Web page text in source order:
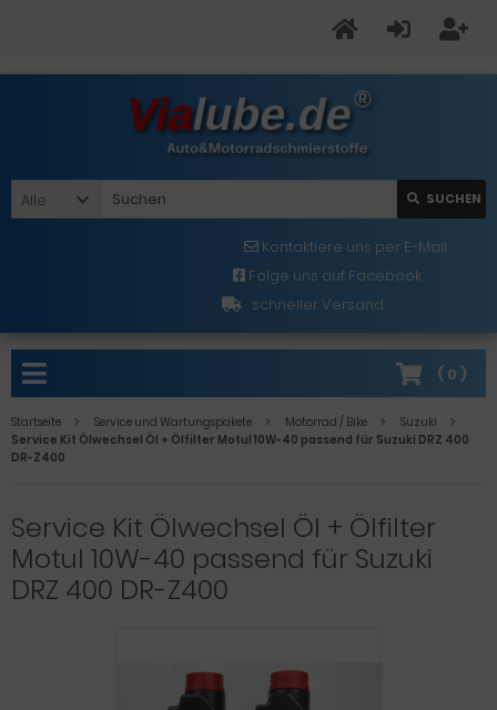
Alle SUCHEN
Kontaktiere uns per E-Mail
Folge uns auf Facebook
schneller Versand
( 0 )
Startseite Service und Wartungspakete Motorrad / Bike
Suzuki
Service Kit Ölwechsel Öl + Ölfilter Motul 10W-40 passend für Suzuki DRZ 400
DR-Z400
Service Kit Ölwechsel Öl + Ölfilter
Motul 10W-40 passend für Suzuki
DRZ 400 DR-Z400